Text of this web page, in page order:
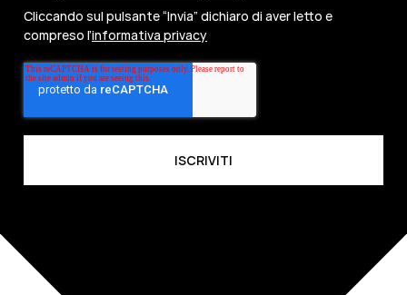
Cliccando sul pulsante “Invia” dichiaro di aver letto e
compreso l’informativa privacy